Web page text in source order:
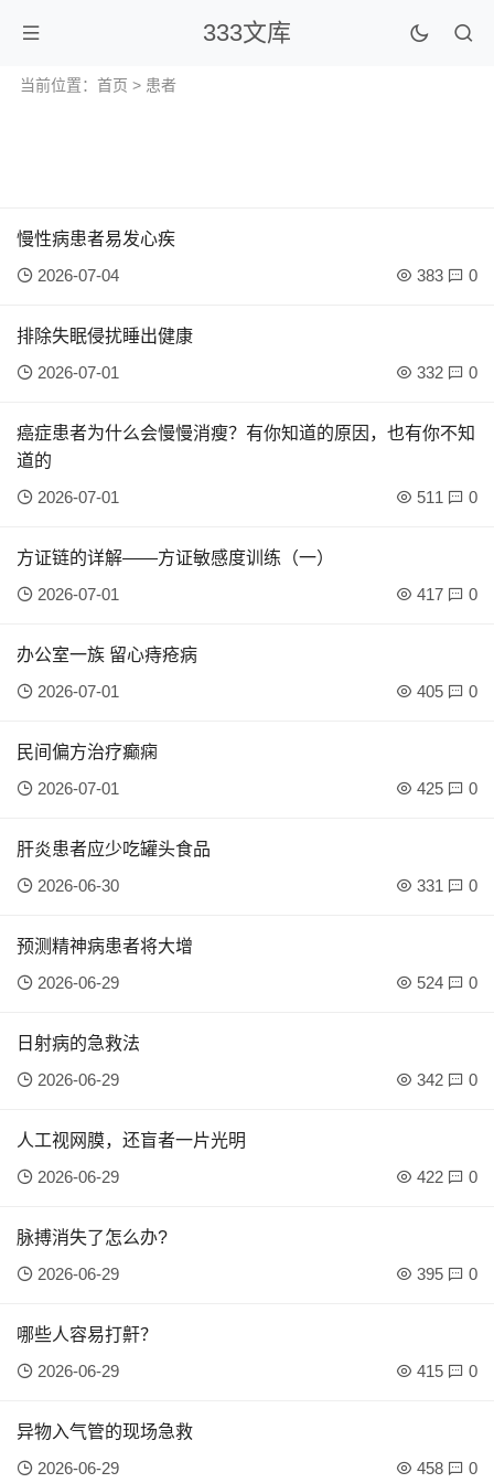
333文库
当前位置： 首页 > 患者
慢性病患者易发心疾
2026-07-04
383 0
排除失眠侵扰睡出健康
2026-07-01
332 0
癌症患者为什么会慢慢消瘦？有你知道的原因，也有你不知
道的
2026-07-01
511 0
方证链的详解——方证敏感度训练（一）
2026-07-01
417 0
办公室一族 留心痔疮病
2026-07-01
405 0
民间偏方治疗癫痫
2026-07-01
425 0
肝炎患者应少吃罐头食品
2026-06-30
331 0
预测精神病患者将大增
2026-06-29
524 0
日射病的急救法
2026-06-29
342 0
人工视网膜，还盲者一片光明
2026-06-29
422 0
脉搏消失了怎么办?
2026-06-29
395 0
哪些人容易打鼾？
2026-06-29
415 0
异物入气管的现场急救
2026-06-29
458 0